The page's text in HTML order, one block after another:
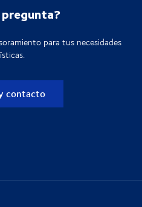
para tus necesidades
contacto